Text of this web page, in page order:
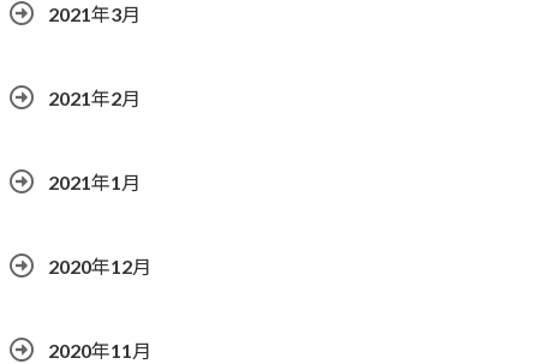
2021年3月
2021年2月
2021年1月
2020年12月
2020年11月